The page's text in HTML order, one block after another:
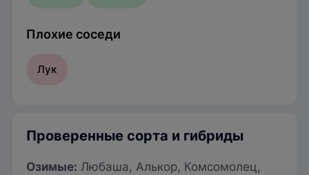
Плохие соседи
Лук
Проверенные сорта и гибриды
Озимые: Любаша, Алькор, Комсомолец,